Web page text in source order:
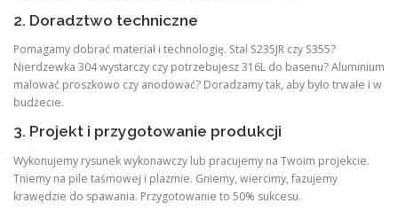
2. Doradztwo techniczne
Pomagamy dobrać materiał i technologię. Stal S235JR czy S355?
Nierdzewka 304 wystarczy czy potrzebujesz 316L do basenu? Aluminium
malować proszkowo czy anodować? Doradzamy tak, aby było trwałe i w
budżecie.
3. Projekt i przygotowanie produkcji
Wykonujemy rysunek wykonawczy lub pracujemy na Twoim projekcie.
Tniemy na pile taśmowej i plazmie. Gniemy, wiercimy, fazujemy
krawędzie do spawania. Przygotowanie to 50% sukcesu.